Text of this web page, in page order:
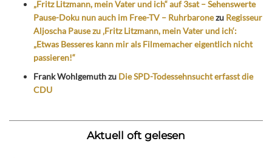
„Fritz Litzmann, mein Vater und ich“ auf 3sat – Sehenswerte
Pause-Doku nun auch im Free-TV – Ruhrbaronezu Regisseur
Aljoscha Pause zu ‚Fritz Litzmann, mein Vater und ich‘:
„Etwas Besseres kann mir als Filmemacher eigentlich nicht
passieren!“
Frank Wohlgemuthzu Die SPD-Todessehnsucht erfasst die
CDU
Aktuell oft gelesen